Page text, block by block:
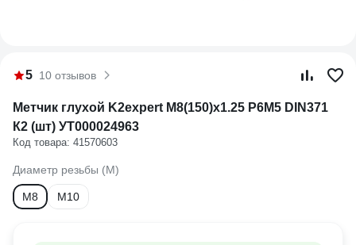
5 10 отзывов
Метчик глухой K2expert M8(150)х1.25 Р6М5 DIN371
К2 (шт) УТ000024963
Код товара: 41570603
Диаметр резьбы (М)
М8 М10